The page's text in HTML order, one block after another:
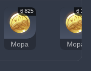
6 825
Мора
6 140
Мора